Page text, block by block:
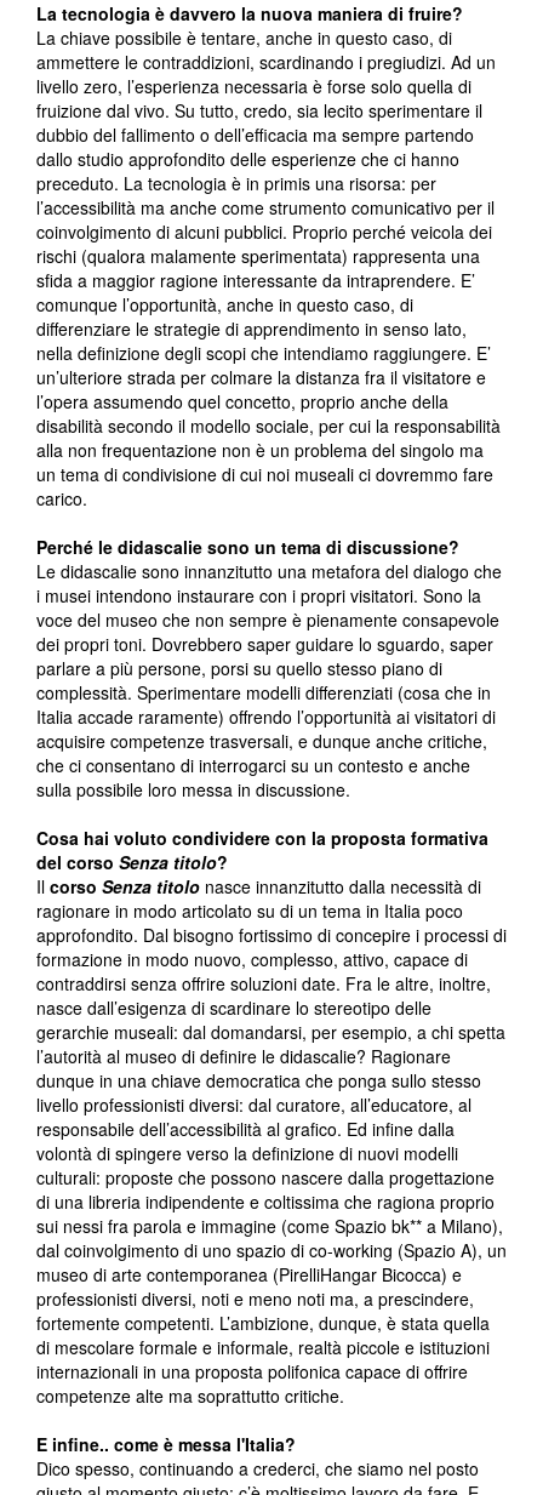
La tecnologia è davvero la nuova maniera di fruire?
La chiave possibile è tentare, anche in questo caso, di
ammettere le contraddizioni, scardinando i pregiudizi. Ad un
livello zero, l’esperienza necessaria è forse solo quella di
fruizione dal vivo. Su tutto, credo, sia lecito sperimentare il
dubbio del fallimento o dell’efficacia ma sempre partendo
dallo studio approfondito delle esperienze che ci hanno
preceduto. La tecnologia è in primis una risorsa: per
l’accessibilità ma anche come strumento comunicativo per il
coinvolgimento di alcuni pubblici. Proprio perché veicola dei
rischi (qualora malamente sperimentata) rappresenta una
sfida a maggior ragione interessante da intraprendere. E’
comunque l’opportunità, anche in questo caso, di
differenziare le strategie di apprendimento in senso lato,
nella definizione degli scopi che intendiamo raggiungere. E’
un’ulteriore strada per colmare la distanza fra il visitatore e
l’opera assumendo quel concetto, proprio anche della
disabilità secondo il modello sociale, per cui la responsabilità
alla non frequentazione non è un problema del singolo ma
un tema di condivisione di cui noi museali ci dovremmo fare
carico.
Perché le didascalie sono un tema di discussione?
Le didascalie sono innanzitutto una metafora del dialogo che
i musei intendono instaurare con i propri visitatori. Sono la
voce del museo che non sempre è pienamente consapevole
dei propri toni. Dovrebbero saper guidare lo sguardo, saper
parlare a più persone, porsi su quello stesso piano di
complessità. Sperimentare modelli differenziati (cosa che in
Italia accade raramente) offrendo l’opportunità ai visitatori di
acquisire competenze trasversali, e dunque anche critiche,
che ci consentano di interrogarci su un contesto e anche
sulla possibile loro messa in discussione.
Cosa hai voluto condividere con la proposta formativa
del corso Senza titolo?
Il corso Senza titolo nasce innanzitutto dalla necessità di
ragionare in modo articolato su di un tema in Italia poco
approfondito. Dal bisogno fortissimo di concepire i processi di
formazione in modo nuovo, complesso, attivo, capace di
contraddirsi senza offrire soluzioni date. Fra le altre, inoltre,
nasce dall’esigenza di scardinare lo stereotipo delle
gerarchie museali: dal domandarsi, per esempio, a chi spetta
l’autorità al museo di definire le didascalie? Ragionare
dunque in una chiave democratica che ponga sullo stesso
livello professionisti diversi: dal curatore, all’educatore, al
responsabile dell’accessibilità al grafico. Ed infine dalla
volontà di spingere verso la definizione di nuovi modelli
culturali: proposte che possono nascere dalla progettazione
di una libreria indipendente e coltissima che ragiona proprio
sui nessi fra parola e immagine (come Spazio bk** a Milano),
dal coinvolgimento di uno spazio di co-working (Spazio A), un
museo di arte contemporanea (PirelliHangar Bicocca) e
professionisti diversi, noti e meno noti ma, a prescindere,
fortemente competenti. L’ambizione, dunque, è stata quella
di mescolare formale e informale, realtà piccole e istituzioni
internazionali in una proposta polifonica capace di offrire
competenze alte ma soprattutto critiche.
E infine.. come è messa l'Italia?
Dico spesso, continuando a crederci, che siamo nel posto